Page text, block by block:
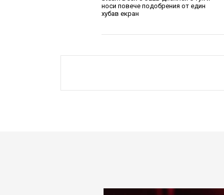
носи повече подобрения от един
хубав екран